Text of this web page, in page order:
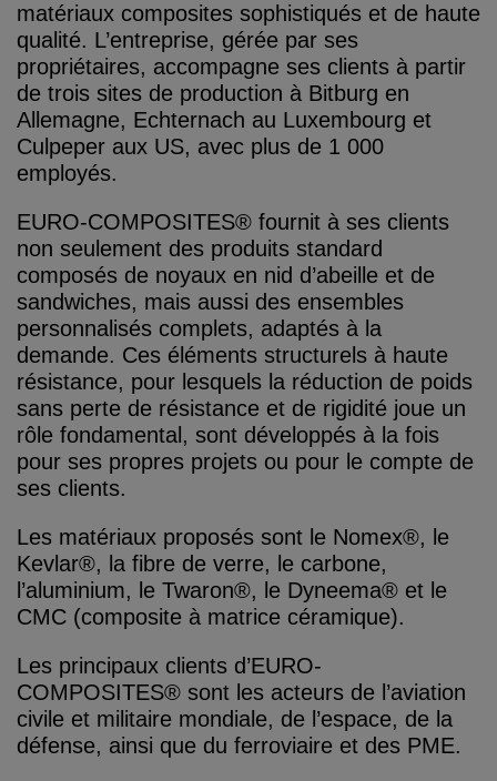
matériaux composites sophistiqués et de haute
qualité. L’entreprise, gérée par ses
propriétaires, accompagne ses clients à partir
de trois sites de production à Bitburg en
Allemagne, Echternach au Luxembourg et
Culpeper aux US, avec plus de 1 000
employés.
EURO-COMPOSITES® fournit à ses clients
non seulement des produits standard
composés de noyaux en nid d’abeille et de
sandwiches, mais aussi des ensembles
personnalisés complets, adaptés à la
demande. Ces éléments structurels à haute
résistance, pour lesquels la réduction de poids
sans perte de résistance et de rigidité joue un
rôle fondamental, sont développés à la fois
pour ses propres projets ou pour le compte de
ses clients.
Les matériaux proposés sont le Nomex®, le
Kevlar®, la fibre de verre, le carbone,
l’aluminium, le Twaron®, le Dyneema® et le
CMC (composite à matrice céramique).
Les principaux clients d’EURO-
COMPOSITES® sont les acteurs de l’aviation
civile et militaire mondiale, de l’espace, de la
défense, ainsi que du ferroviaire et des PME.